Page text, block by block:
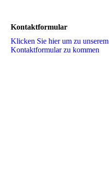
Kontaktformular
Klicken Sie hier um zu unserem
Kon­takt­for­mu­lar zu kommen